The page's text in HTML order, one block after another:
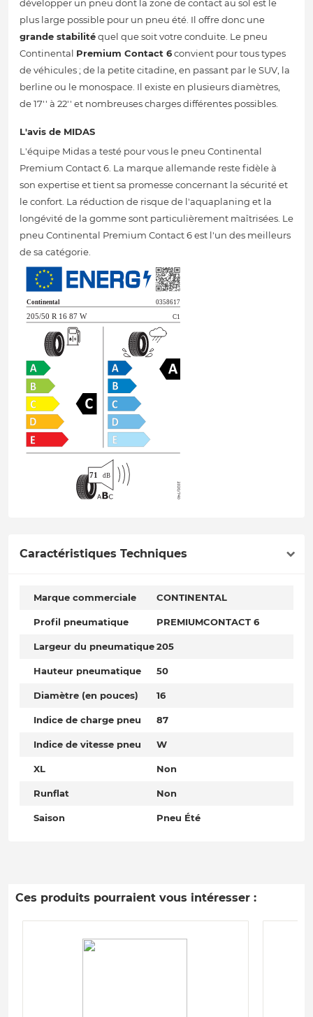
développer un pneu dont la zone de contact au sol est le
plus large possible pour un pneu été. Il offre donc une
grande stabilitéquel que soit votre conduite. Le pneu
Continental Premium Contact 6convient pour tous types
de véhicules ; de la petite citadine, en passant par le SUV, la
berline ou le monospace. Il existe en plusieurs diamètres,
de 17'' à 22'' et nombreuses charges différentes possibles.
L'avis de MIDAS
L'équipe Midas a testé pour vous le pneu Continental
Premium Contact 6. La marque allemande reste fidèle à
son expertise et tient sa promesse concernant la sécurité et
le confort. La réduction de risque de l'aquaplaning et la
longévité de la gomme sont particulièrement maîtrisées. Le
pneu Continental Premium Contact 6 est l'un des meilleurs
de sa catégorie.
Caractéristiques Techniques
Marque commerciale CONTINENTAL
Profil pneumatique PREMIUMCONTACT 6
Largeur du pneumatique205
Hauteur pneumatique 50
Diamètre (en pouces) 16
Indice de charge pneu 87
Indice de vitesse pneu W
XL Non
Runflat Non
Saison Pneu Été
Ces produits pourraient vous intéresser :